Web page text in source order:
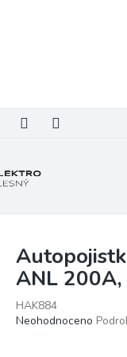
ANL
HAK884
Průměrné
Neohodnoceno